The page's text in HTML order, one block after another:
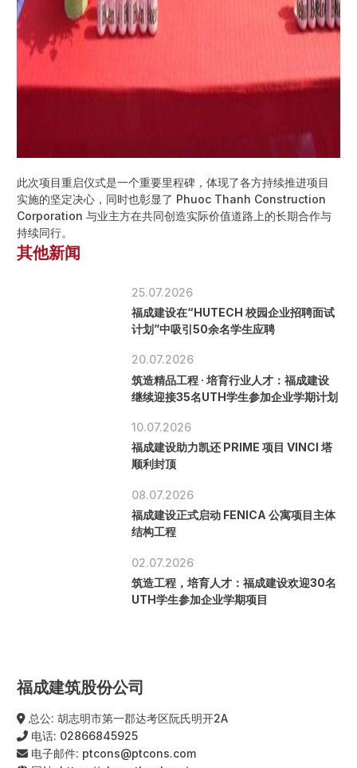
此次项目重启仪式是一个重要里程碑，体现了各方持续推进项目
实施的坚定决心，同时也彰显了 Phuoc Thanh Construction
Corporation 与业主方在共同创造实际价值道路上的长期合作与
持续同行。
其他新闻
25.07.2026
福成建设在“HUTECH 校园企业招聘面试
计划”中吸引50余名学生应聘
20.07.2026
筑造精品工程 · 培育行业人才：福成建设
继续迎接35名UTH学生参加企业学期计划
10.07.2026
福成建设助力凯还 PRIME 项目 VINCI 塔
顺利封顶
08.07.2026
福成建设正式启动 FENICA 公寓项目主体
结构工程
02.07.2026
筑造工程，培育人才：福成建设欢迎30名
UTH学生参加企业学期项目
福成建筑股份公司
总公: 胡志明市第一郡达考区阮氏明开2A
电话: 02866845925
电子邮件: ptcons@ptcons.com